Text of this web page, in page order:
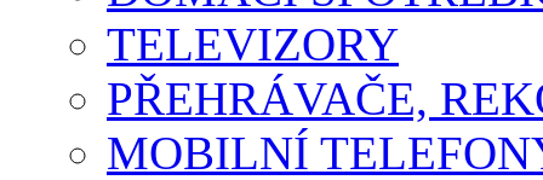
TELEVIZORY
PŘEHRÁVAČE,
MOBILNÍ